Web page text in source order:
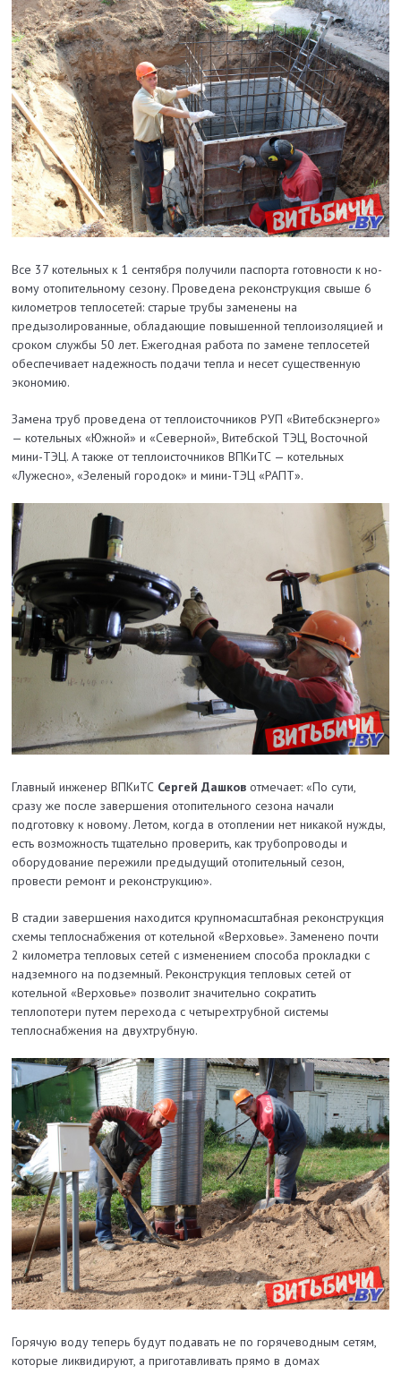
Все 37 котельных к 1 сентября получили паспорта готовности к но­
вому отопительному сезону. Проведена реконструкция свыше 6
километров теплосетей: старые трубы заменены на
предызолированные, обладающие повышенной теплоизоляцией и
сроком службы 50 лет. Ежегодная работа по замене теплосетей
обеспечивает надежность подачи тепла и несет существенную
экономию.
Замена труб проведена от теплоисточников РУП «Витебскэнерго»
— котельных «Южной» и «Северной», Витебской ТЭЦ, Восточной
мини-ТЭЦ. А также от теплоисточников ВПКиТС — котельных
«Лужесно», «Зеленый городок» и мини-ТЭЦ «РАПТ».
Главный инженер ВПКиТС Сергей Дашков отмечает: «По сути,
сразу же после завершения отопительного сезона начали
подготовку к новому. Летом, когда в отоп­лении нет никакой нужды,
есть возможность тщательно проверить, как трубопроводы и
оборудование пережили предыдущий отопительный сезон,
провести ремонт и реконструкцию».
В стадии завершения находится крупномасштабная реконструкция
схемы теплоснабжения от котельной «Верховье». Заменено почти
2 километра тепловых сетей с изменением способа прокладки с
надземного на подземный. Реконструкция тепловых сетей от
котельной «Верховье» позволит значительно сократить
теплопотери путем перехода с четырехтрубной системы
теплоснабжения на двухтрубную.
Горячую воду теперь будут подавать не по горячеводным сетям,
которые ликвидируют, а приготавливать прямо в домах